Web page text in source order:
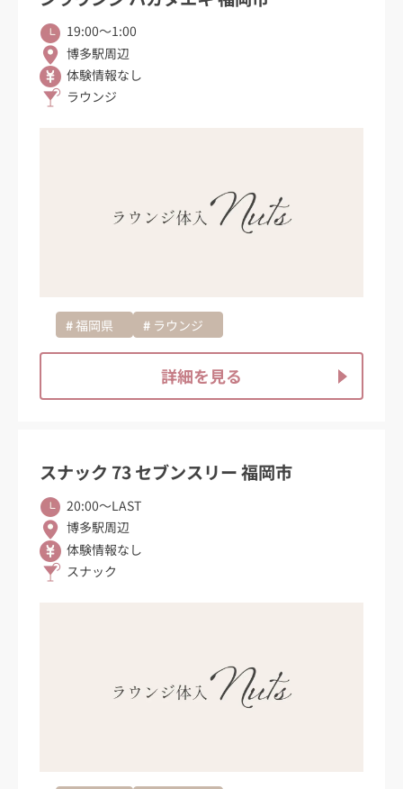
19:00〜1:00
博多駅周辺
体験情報なし
ラウンジ
福岡県 ラウンジ
詳細を見る
スナック 73 セブンスリー 福岡市
20:00〜LAST
博多駅周辺
体験情報なし
スナック